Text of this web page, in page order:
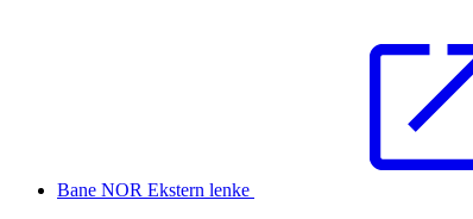
Bane NOR Ekstern lenke